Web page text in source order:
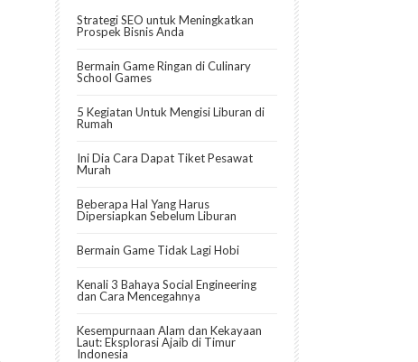
Strategi SEO untuk Meningkatkan
Prospek Bisnis Anda
Bermain Game Ringan di Culinary
School Games
5 Kegiatan Untuk Mengisi Liburan di
Rumah
Ini Dia Cara Dapat Tiket Pesawat
Murah
Beberapa Hal Yang Harus
Dipersiapkan Sebelum Liburan
Bermain Game Tidak Lagi Hobi
Kenali 3 Bahaya Social Engineering
dan Cara Mencegahnya
Kesempurnaan Alam dan Kekayaan
Laut: Eksplorasi Ajaib di Timur
Indonesia